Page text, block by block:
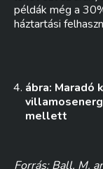
példák még a
háztartási
ábra: Maradó
mellett
Forrás: Ball, M.